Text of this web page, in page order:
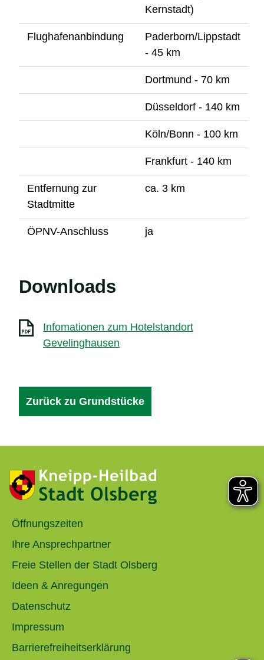
Kernstadt)
Flughafenanbindung
Paderborn/Lippstadt
- 45 km
Dortmund - 70 km
Düsseldorf - 140 km
Köln/Bonn - 100 km
Frankfurt - 140 km
Entfernung zur
Stadtmitte
ca. 3 km
ÖPNV-Anschluss ja
Downloads
Infomationen zum Hotelstandort
Gevelinghausen
Zurück zu Grundstücke
Öffnungszeiten
Ihre Ansprechpartner
Freie Stellen der Stadt Olsberg
Ideen & Anregungen
Datenschutz
Impressum
Barrierefreiheitserklärung